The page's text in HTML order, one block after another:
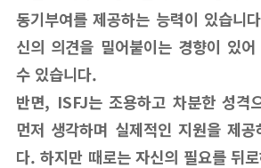
동기부여를 제공하는 능력이 있습니
신의 의견을 밀어붙이는 경향이 있
수 있습니다.
반면, ISFJ는 조용하고 차분한 성격
먼저 생각하며 실제적인 지원을 제
다. 하지만 때로는 자신의 필요를 뒤